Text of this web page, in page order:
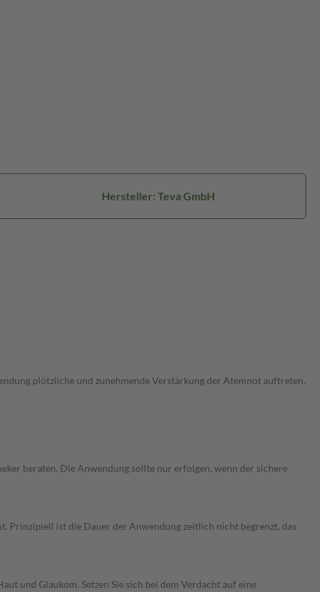
Hersteller: Teva GmbH
plötzliche und zunehmende Verstärkung der Atemnot auftreten.
beraten. Die Anwendung sollte nur erfolgen, wenn der sichere
Prinzipiell ist die Dauer der Anwendung zeitlich nicht begrenzt, das
und Glaukom. Setzen Sie sich bei dem Verdacht auf eine